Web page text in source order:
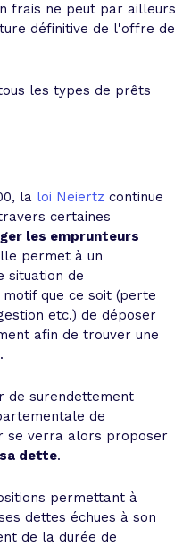
frais ne peut par ailleurs
définitive de l'offre de
les types de prêts
la loi Neiertz continue
certaines
les emprunteurs
permet à un
situation de
que ce soit (perte
etc.) de déposer
afin de trouver une
de surendettement
de
se verra alors proposer
dette.
permettant à
dettes échues à son
de la durée de